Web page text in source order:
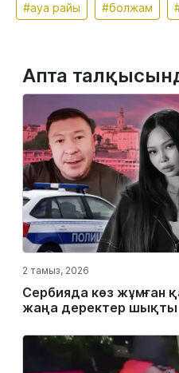
#ауа райы #болжам
Апта
2 тамыз, 2026
Сербияда көз жұмған
жаңа деректер шықты